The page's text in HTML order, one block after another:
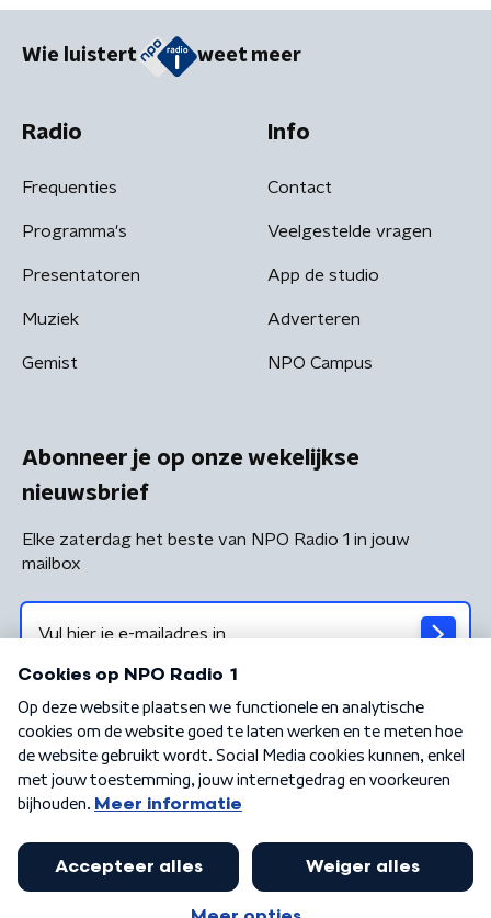
Wie luistert weet meer
Radio
Frequenties
Programma's
Presentatoren
Muziek
Gemist
Info
Contact
Veelgestelde vragen
App de studio
Adverteren
NPO Campus
Abonneer je op onze wekelijkse
nieuwsbrief
Elke zaterdag het beste van NPO Radio 1 in jouw
mailbox
Algemene voorwaarden